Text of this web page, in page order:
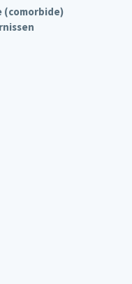
(comorbide)